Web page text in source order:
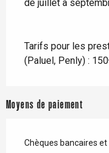
de juillet à
Tarifs pour les
(Paluel, Penly) :
Moyens de paiement
Chèques bancaires